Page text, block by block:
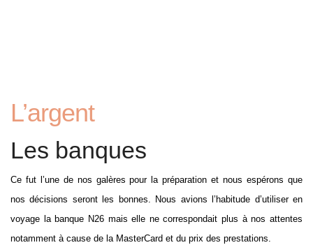
L’argent
Les banques
Ce fut l’une de nos galères pour la préparation et nous espérons que
nos décisions seront les bonnes. Nous avions l’habitude d’utiliser en
voyage la banque N26 mais elle ne correspondait plus à nos attentes
notamment à cause de la MasterCard et du prix des prestations.